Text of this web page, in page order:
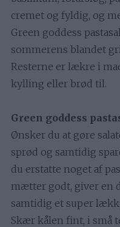
cremet og fyldig, og
Green goddess
sommerens blandet
Resterne er lækre i
kylling eller brød til.
Green goddess
Ønsker du at gøre
sprød og samtidig
du erstatte noget af
mætter godt, giver en
samtidig et super
Skær kålen fint, i små